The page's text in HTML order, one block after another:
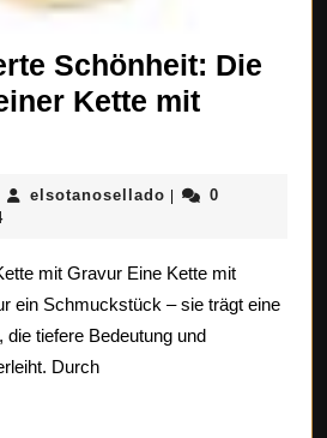
Schönheit: Die
Kette mit
elsotanosellado elsotanosellado
|
0
mit Gravur Eine Kette mit
ein Schmuckstück – sie trägt eine
tiefere Bedeutung und
Durch